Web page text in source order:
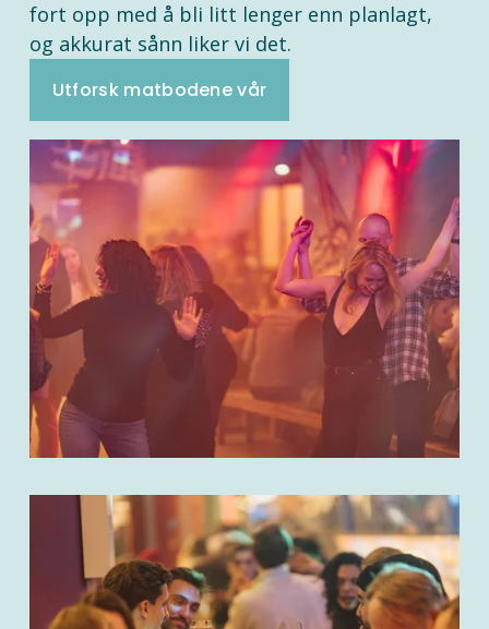
fort opp med å bli litt lenger enn planlagt,
og akkurat sånn liker vi det.
Utforsk matbodene vår